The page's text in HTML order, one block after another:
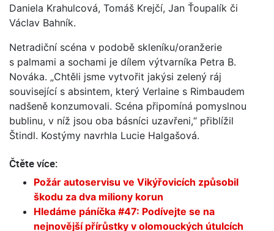
Daniela Krahulcová, Tomáš Krejčí, Jan Ťoupalík či
Václav Bahník.
Netradiční scéna v podobě skleníku/oranžerie
s palmami a sochami je dílem výtvarníka Petra B.
Nováka. „Chtěli jsme vytvořit jakýsi zelený ráj
související s absintem, který Verlaine s Rimbaudem
nadšeně konzumovali. Scéna připomíná pomyslnou
bublinu, v níž jsou oba básníci uzavřeni,“ přiblížil
Štindl. Kostýmy navrhla Lucie Halgašová.
Čtěte více:
Požár autoservisu ve Vikýřovicích způsobil
škodu za dva miliony korun
Hledáme páníčka #47: Podívejte se na
nejnovější přírůstky v olomouckých útulcích